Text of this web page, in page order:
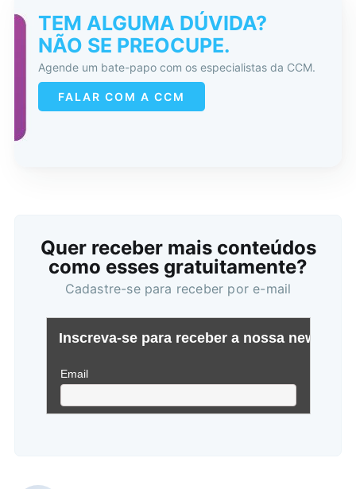
TEM ALGUMA DÚVIDA?
NÃO SE PREOCUPE.
Agende um bate-papo com os especialistas da CCM.
FALAR COM A CCM
Quer receber mais conteúdos
como esses gratuitamente?
Cadastre-se para receber por e-mail